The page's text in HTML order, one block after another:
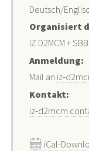
Deutsch/
Organisiert
IZ D2MCM + SBB
Anmeldung:
Mail an iz-
Kontakt:
iz-
iCal-